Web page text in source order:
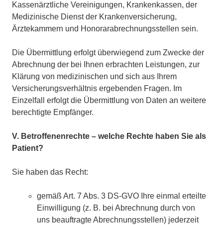
Kassenärztliche Vereinigungen, Krankenkassen, der
Medizinische Dienst der Krankenversicherung,
Ärztekammern und Honorarabrechnungsstellen sein.
Die Übermittlung erfolgt überwiegend zum Zwecke der
Abrechnung der bei Ihnen erbrachten Leistungen, zur
Klärung von medizinischen und sich aus Ihrem
Versicherungsverhältnis ergebenden Fragen. Im
Einzelfall erfolgt die Übermittlung von Daten an weitere
berechtigte Empfänger.
V. Betroffenenrechte – welche Rechte haben Sie als
Patient?
Sie haben das Recht:
gemäß Art. 7 Abs. 3 DS-GVO Ihre einmal erteilte
Einwilligung (z. B. bei Abrechnung durch von
uns beauftragte Abrechnungsstellen) jederzeit